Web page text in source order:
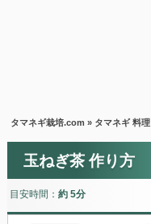
タマネギ栽培.com » タマネギ 料理
玉ねぎ茶 作り方
目安時間： 約 5分